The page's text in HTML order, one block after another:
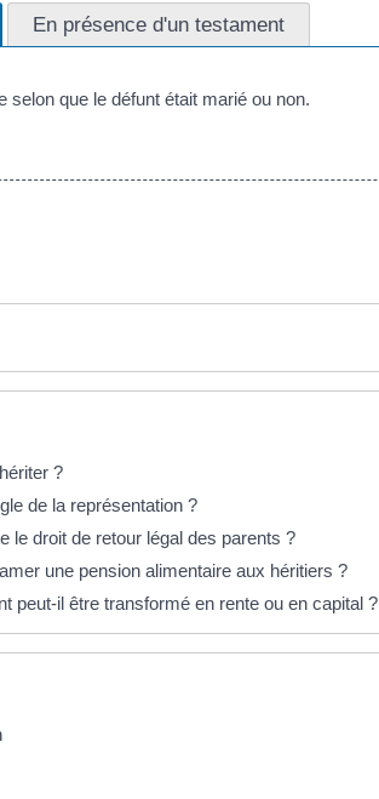
En présence d'un testament
que le défunt était marié ou non.
?
de la représentation ?
le droit de retour légal des parents ?
une pension alimentaire aux héritiers ?
peut-il être transformé en rente ou en capital ?